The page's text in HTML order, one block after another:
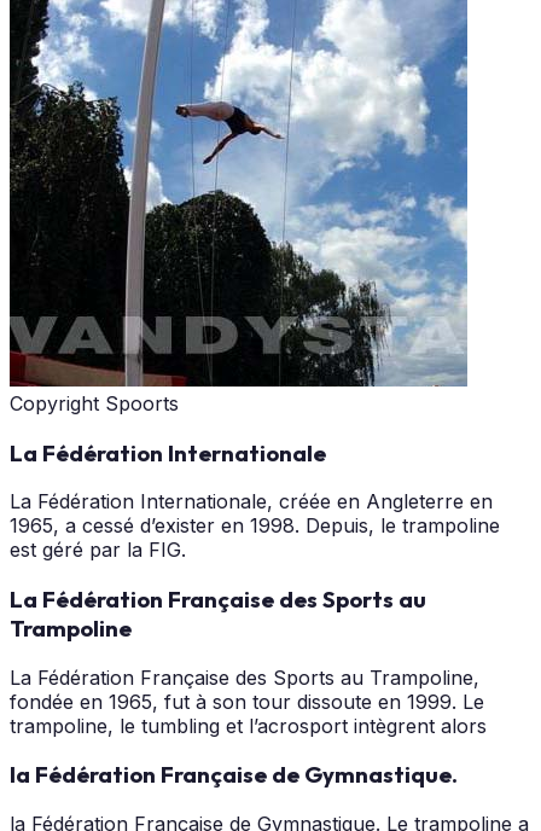
Copyright Spoorts
La Fédération Internationale
La Fédération Internationale, créée en Angleterre en
1965, a cessé d’exister en 1998. Depuis, le trampoline
est géré par la FIG.
La Fédération Française des Sports au
Trampoline
La Fédération Française des Sports au Trampoline,
fondée en 1965, fut à son tour dissoute en 1999. Le
trampoline, le tumbling et l’acrosport intègrent alors
la Fédération Française de Gymnastique.
la Fédération Française de Gymnastique. Le trampoline a